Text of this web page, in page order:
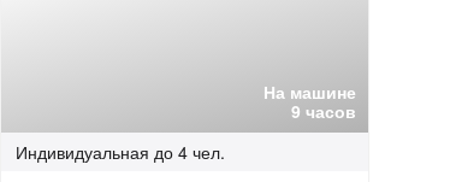
На машине
9 часов
Индивидуальная до 4 чел.